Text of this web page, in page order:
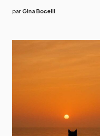
par Gina Bocelli